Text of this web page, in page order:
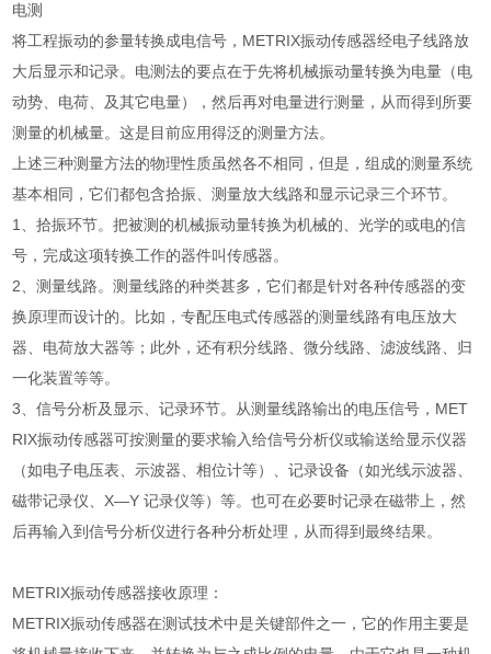
电测
将工程振动的参量转换成电信号，METRIX振动传感器经电子线路放
大后显示和记录。电测法的要点在于先将机械振动量转换为电量（电
动势、电荷、及其它电量），然后再对电量进行测量，从而得到所要
测量的机械量。这是目前应用得泛的测量方法。
上述三种测量方法的物理性质虽然各不相同，但是，组成的测量系统
基本相同，它们都包含拾振、测量放大线路和显示记录三个环节。
1、拾振环节。把被测的机械振动量转换为机械的、光学的或电的信
号，完成这项转换工作的器件叫传感器。
2、测量线路。测量线路的种类甚多，它们都是针对各种传感器的变
换原理而设计的。比如，专配压电式传感器的测量线路有电压放大
器、电荷放大器等；此外，还有积分线路、微分线路、滤波线路、归
一化装置等等。
3、信号分析及显示、记录环节。从测量线路输出的电压信号，MET
RIX振动传感器可按测量的要求输入给信号分析仪或输送给显示仪器
（如电子电压表、示波器、相位计等）、记录设备（如光线示波器、
磁带记录仪、X—Y 记录仪等）等。也可在必要时记录在磁带上，然
后再输入到信号分析仪进行各种分析处理，从而得到最终结果。
METRIX振动传感器接收原理：
METRIX振动传感器在测试技术中是关键部件之一，它的作用主要是